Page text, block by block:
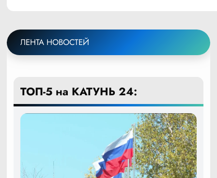
ЛЕНТА НОВОСТЕЙ
ТОП-5 на КАТУНЬ 24: